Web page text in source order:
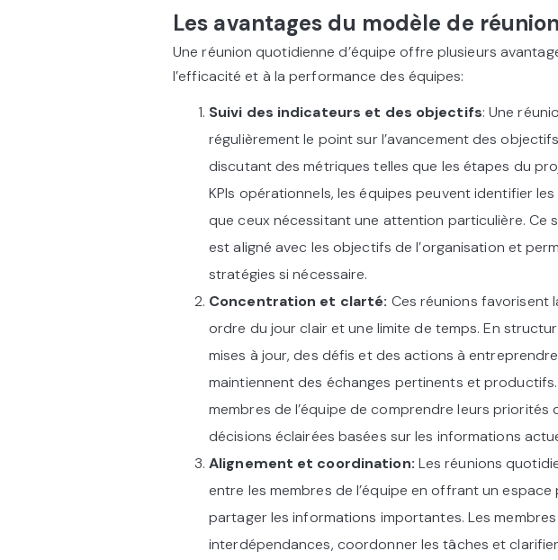
Les avantages du modèle de
Une réunion quotidienne d’équipe offre plusieurs
l’efficacité et à la performance des équipes:
Suivi des indicateurs et des objectifs: Une
régulièrement le point sur l’avancement des
discutant des métriques telles que les étapes du
KPIs opérationnels, les équipes peuvent identifier
que ceux nécessitant une attention particulière. Ce
est aligné avec les objectifs de l’organisation et
stratégies si nécessaire.
Concentration et clarté: Ces réunions favorisent
ordre du jour clair et une limite de temps. En
mises à jour, des défis et des actions à
maintiennent des échanges pertinents et
membres de l’équipe de comprendre leurs priorités
décisions éclairées basées sur les informations
Alignement et coordination: Les réunions
entre les membres de l’équipe en offrant un
partager les informations importantes. Les
interdépendances, coordonner les tâches et